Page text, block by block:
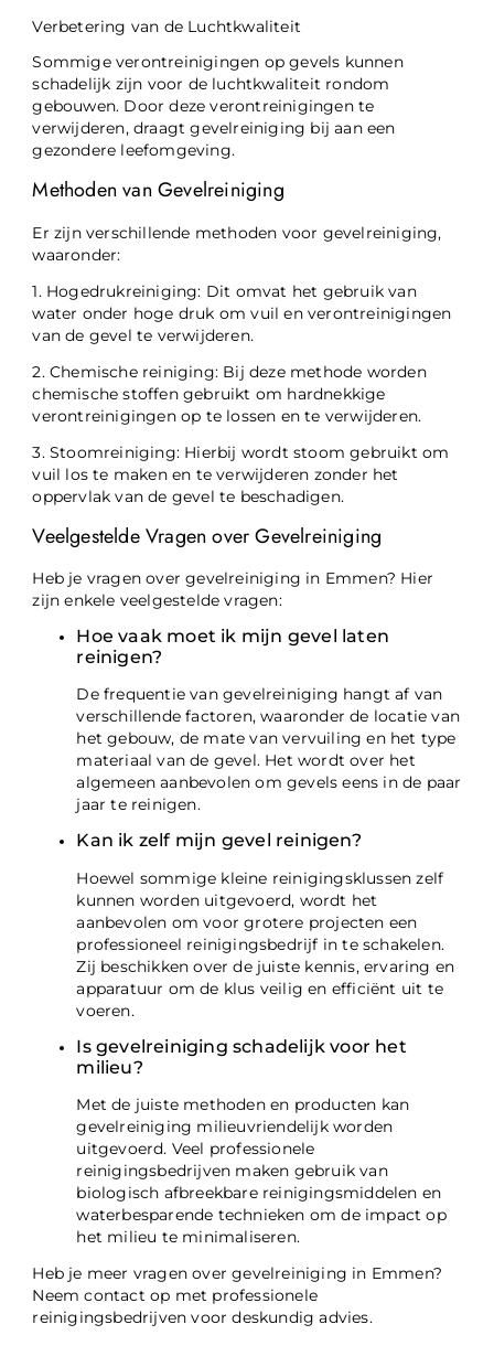
Verbetering van de Luchtkwaliteit
Sommige verontreinigingen op gevels kunnen
schadelijk zijn voor de luchtkwaliteit rondom
gebouwen. Door deze verontreinigingen te
verwijderen, draagt gevelreiniging bij aan een
gezondere leefomgeving.
Methoden van Gevelreiniging
Er zijn verschillende methoden voor gevelreiniging,
waaronder:
1. Hogedrukreiniging: Dit omvat het gebruik van
water onder hoge druk om vuil en verontreinigingen
van de gevel te verwijderen.
2. Chemische reiniging: Bij deze methode worden
chemische stoffen gebruikt om hardnekkige
verontreinigingen op te lossen en te verwijderen.
3. Stoomreiniging: Hierbij wordt stoom gebruikt om
vuil los te maken en te verwijderen zonder het
oppervlak van de gevel te beschadigen.
Veelgestelde Vragen over Gevelreiniging
Heb je vragen over gevelreiniging in Emmen? Hier
zijn enkele veelgestelde vragen:
Hoe vaak moet ik mijn gevel laten
reinigen?
De frequentie van gevelreiniging hangt af van
verschillende factoren, waaronder de locatie van
het gebouw, de mate van vervuiling en het type
materiaal van de gevel. Het wordt over het
algemeen aanbevolen om gevels eens in de paar
jaar te reinigen.
Kan ik zelf mijn gevel reinigen?
Hoewel sommige kleine reinigingsklussen zelf
kunnen worden uitgevoerd, wordt het
aanbevolen om voor grotere projecten een
professioneel reinigingsbedrijf in te schakelen.
Zij beschikken over de juiste kennis, ervaring en
apparatuur om de klus veilig en efficiënt uit te
voeren.
Is gevelreiniging schadelijk voor het
milieu?
Met de juiste methoden en producten kan
gevelreiniging milieuvriendelijk worden
uitgevoerd. Veel professionele
reinigingsbedrijven maken gebruik van
biologisch afbreekbare reinigingsmiddelen en
waterbesparende technieken om de impact op
het milieu te minimaliseren.
Heb je meer vragen over gevelreiniging in Emmen?
Neem contact op met professionele
reinigingsbedrijven voor deskundig advies.